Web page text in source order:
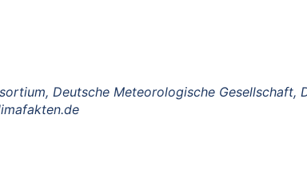
Deutsche Meteorologische